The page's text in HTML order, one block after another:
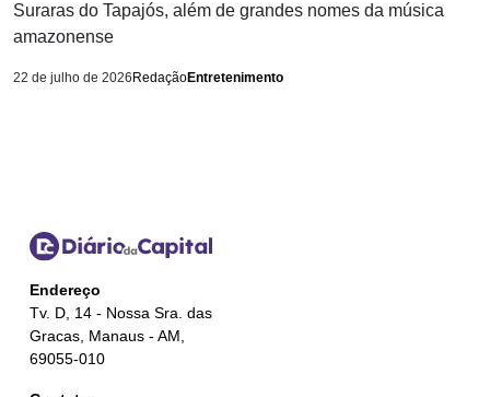
Suraras do Tapajós, além de grandes nomes da música
amazonense
22 de julho de 2026 RedaçãoEntretenimento
Endereço
Tv. D, 14 - Nossa Sra. das
Gracas, Manaus - AM,
69055-010